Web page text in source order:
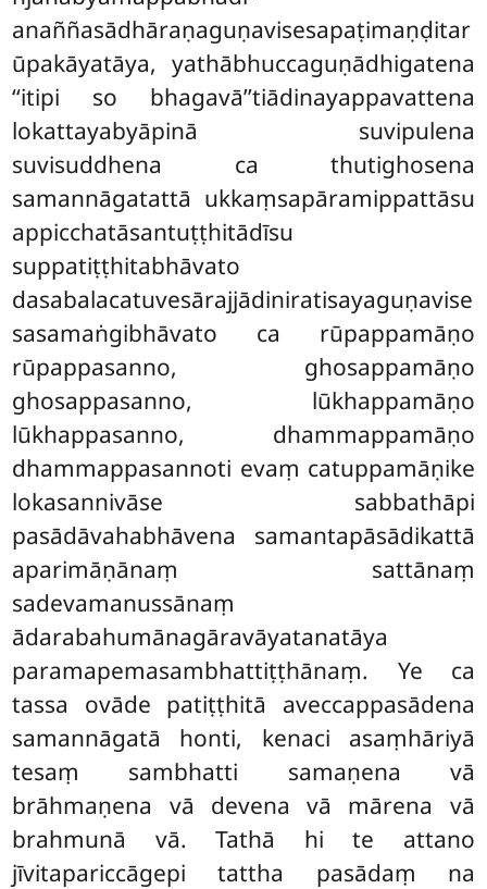
anaññasādhāraṇaguṇavisesapaṭimaṇḍitar
ūpakāyatāya, yathābhuccaguṇādhigatena
‘‘itipi so bhagavā’’tiādinayappavattena
lokattayabyāpinā suvipulena
suvisuddhena ca thutighosena
samannāgatattā ukkaṃsapāramippattāsu
appicchatāsantuṭṭhitādīsu
suppatiṭṭhitabhāvato
dasabalacatuvesārajjādiniratisayaguṇavise
sasamaṅgibhāvato ca rūpappamāṇo
rūpappasanno, ghosappamāṇo
ghosappasanno, lūkhappamāṇo
lūkhappasanno, dhammappamāṇo
dhammappasannoti evaṃ catuppamāṇike
lokasannivāse sabbathāpi
pasādāvahabhāvena samantapāsādikattā
aparimāṇānaṃ sattānaṃ
sadevamanussānaṃ
ādarabahumānagāravāyatanatāya
paramapemasambhattiṭṭhānaṃ. Ye ca
tassa ovāde patiṭṭhitā aveccappasādena
samannāgatā honti, kenaci asaṃhāriyā
tesaṃ sambhatti samaṇena vā
brāhmaṇena vā devena vā mārena vā
brahmunā vā. Tathā hi te attano
jīvitapariccāgepi tattha pasādaṃ na